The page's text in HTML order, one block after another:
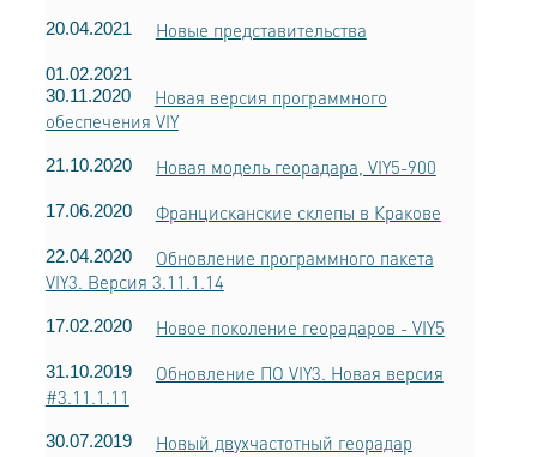
20.04.2021 Новые представительства
01.02.2021
30.11.2020
Новая версия программного
обеспечения VIY
21.10.2020 Новая модель георадара, VIY5-900
17.06.2020 Францисканские склепы в Кракове
22.04.2020
Обновление программного пакета
VIY3. Версия 3.11.1.14
17.02.2020 Новое поколение георадаров - VIY5
31.10.2019
Обновление ПО VIY3. Новая версия
#3.11.1.11
30.07.2019 Новый двухчастотный георадар